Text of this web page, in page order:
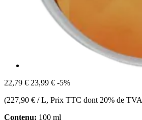
22,79 € 23,99 € -5%
(227,90 € / L, Prix TTC dont 20% de TVA
Contenu: 100 ml